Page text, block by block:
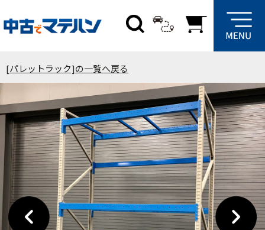
[パレットラック]の一覧へ戻る